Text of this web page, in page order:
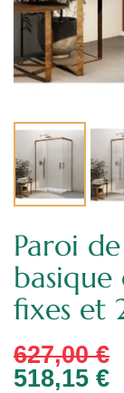
Paroi
fixes et
627,00 €
518,15 €